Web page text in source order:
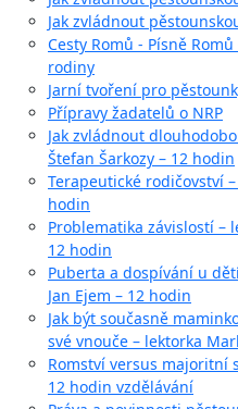
Jak zvládnout
Cesty Romů - Písně
rodiny
Jarní tvoření pro
Přípravy žadatelů o NRP
Jak zvládnout
Štefan Šarkozy – 12 hodin
Terapeutické rodičovství
hodin
Problematika závislostí –
12 hodin
Puberta a dospívání u
Jan Ejem – 12 hodin
Jak být současně
své vnouče – lektorka
Romství versus majoritní
12 hodin vzdělávání